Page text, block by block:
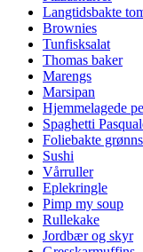
Langtidsbakte
Brownies
Tunfisksalat
Thomas baker
Marengs
Marsipan
Hjemmelagede
Spaghetti
Foliebakte
Sushi
Vårruller
Eplekringle
Pimp my soup
Rullekake
Jordbær og skyr